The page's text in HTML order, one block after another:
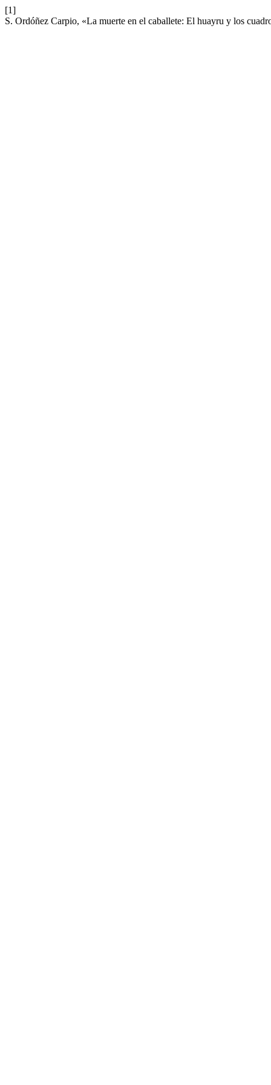
[1]
S. Ordóñez Carpio, «La muerte en el caballete: El huayru y los